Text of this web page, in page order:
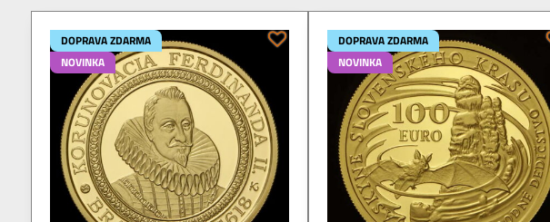
DOPRAVA ZDARMA
NOVINKA
DOPRAVA ZDARMA
NOVINKA